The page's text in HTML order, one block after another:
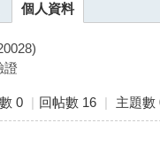
個人資料
證
0 | 回帖數 16 | 主題數